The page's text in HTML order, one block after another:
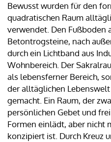
Bewusst wurden für den
quadratischen Raum
verwendet. Den Fußboden
Betontrogsteine, nach
durch ein Lichtband aus
Wohnbereich. Der
als lebensferner Bereich,
der alltäglichen
gemacht. Ein Raum, der
persönlichen Gebet und
Formen einlädt, aber
konzipiert ist. Durch Kreuz